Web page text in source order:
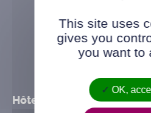
Hôtel de ville
This site uses
gives you
you want to
OK,